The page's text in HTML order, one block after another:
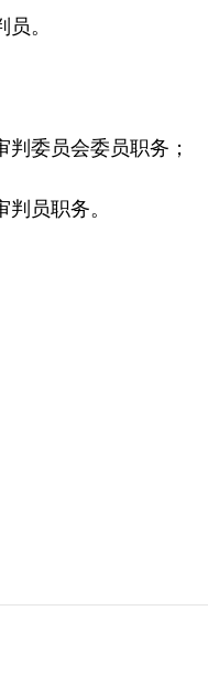
。
委员会委员职务；
员职务。